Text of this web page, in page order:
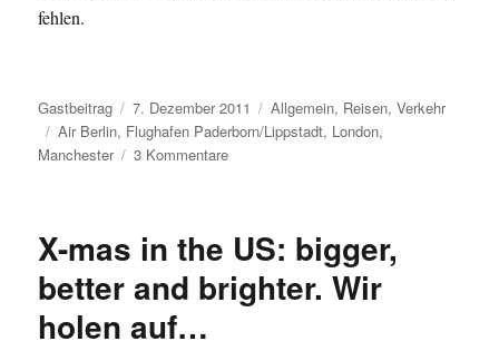
fehlen.
Autor
Gastbeitrag
Veröffentlicht
am
7. Dezember 2011 Kategorien
Allgemein, Reisen,Verkehr
Schlagwörter
Air Berlin, Flughafen Paderborn/Lippstadt, London,
Manchester
3 Kommentarezu
hat
X-mas in the US: bigger,
better and brighter. Wir
holen auf…